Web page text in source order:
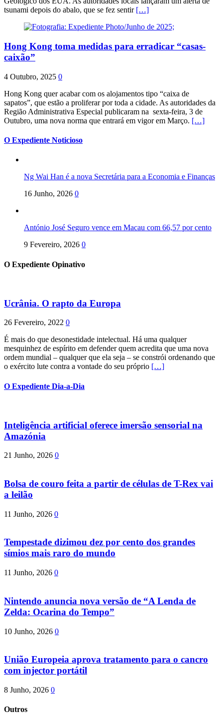
tsunami depois do abalo, que se fez sentir […]
Hong Kong toma medidas para erradicar “casas-
caixão”
4 Outubro, 2025 0
Hong Kong quer acabar com os alojamentos tipo “caixa de
sapatos”, que estão a proliferar por toda a cidade. As autoridades da
Região Administrativa Especial publicaram na sexta-feira, 3 de
Outubro, uma nova norma que entrará em vigor em Março. […]
O Expediente Noticioso
Ng Wai Han é a nova Secretária para a Economia e Finanças
16 Junho, 2026 0
António José Seguro vence em Macau com 66,57 por cento
9 Fevereiro, 2026 0
O Expediente Opinativo
Ucrânia. O rapto da Europa
26 Fevereiro, 2022 0
É mais do que desonestidade intelectual. Há uma qualquer
mesquinhez de espírito em defender quem acredita que uma nova
ordem mundial – qualquer que ela seja – se constrói ordenando que
o exército lute contra a vontade do seu próprio […]
O Expediente Dia-a-Dia
Inteligência artificial oferece imersão sensorial na
Amazónia
21 Junho, 2026 0
Bolsa de couro feita a partir de células de T-Rex vai
a leilão
11 Junho, 2026 0
Tempestade dizimou dez por cento dos grandes
símios mais raro do mundo
11 Junho, 2026 0
Nintendo anuncia nova versão de “A Lenda de
Zelda: Ocarina do Tempo”
10 Junho, 2026 0
União Europeia aprova tratamento para o cancro
com injector portátil
8 Junho, 2026 0
Outros